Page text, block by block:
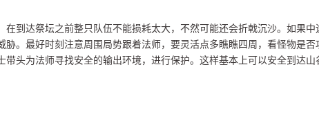
在到达祭坛之前整只队伍不能损耗太大，不然可能还会折戟沉沙。如果中
胁。最好时刻注意周围局势跟着法师，要灵活点多瞧瞧四周，看怪物是否
带头为法师寻找安全的输出环境，进行保护。这样基本上可以安全到达山